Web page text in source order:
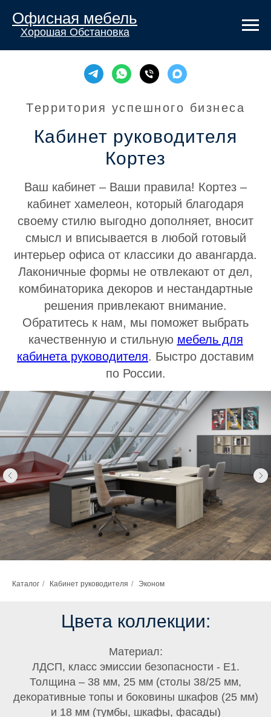
Офисная мебель
Хорошая Обстановка
Территория успешного бизнеса
Кабинет руководителя
Кортез
Ваш кабинет – Ваши правила! Кортез –
кабинет хамелеон, который благодаря
своему стилю выгодно дополняет, вносит
смысл и вписывается в любой готовый
интерьер офиса от классики до авангарда.
Лаконичные формы не отвлекают от дел,
комбинаторика декоров и нестандартные
решения привлекают внимание.
Обратитесь к нам, мы поможет выбрать
качественную и стильную мебель для
кабинета руководителя. Быстро доставим
по России.
Каталог / Кабинет руководителя / Эконом
Цвета коллекции:
Материал:
ЛДСП, класс эмиссии безопасности - Е1.
Толщина – 38 мм, 25 мм (столы 38/25 мм,
декоративные топы и боковины шкафов (25 мм)
и 18 мм (тумбы, шкафы, фасады)